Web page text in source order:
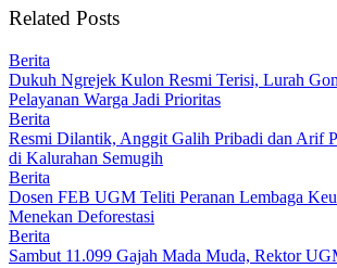
Related Posts
Berita
Dukuh Ngrejek Kulon Resmi Terisi, Lurah
Pelayanan Warga Jadi Prioritas
Berita
Resmi Dilantik, Anggit Galih Pribadi dan Arif
di Kalurahan Semugih
Berita
Dosen FEB UGM Teliti Peranan Lembaga
Menekan Deforestasi
Berita
Sambut 11.099 Gajah Mada Muda, Rektor